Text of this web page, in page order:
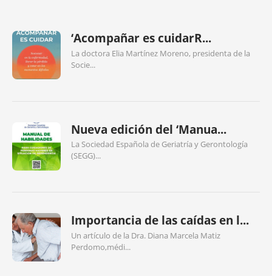
‘Acompañar es cuidarR...
La doctora Elia Martínez Moreno, presidenta de la
Socie...
Nueva edición del ‘Manua...
La Sociedad Española de Geriatría y Gerontología
(SEGG)...
Importancia de las caídas en l...
Un artículo de la Dra. Diana Marcela Matiz
Perdomo,médi...